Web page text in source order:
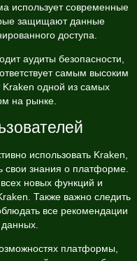
использует современные
защищают данные
доступа.
аудиты безопасности,
самым высоким
одной из самых
на рынке.
использовать Kraken,
свои знания о платформе.
новых функций и
Также важно следить
все рекомендации
платформы,